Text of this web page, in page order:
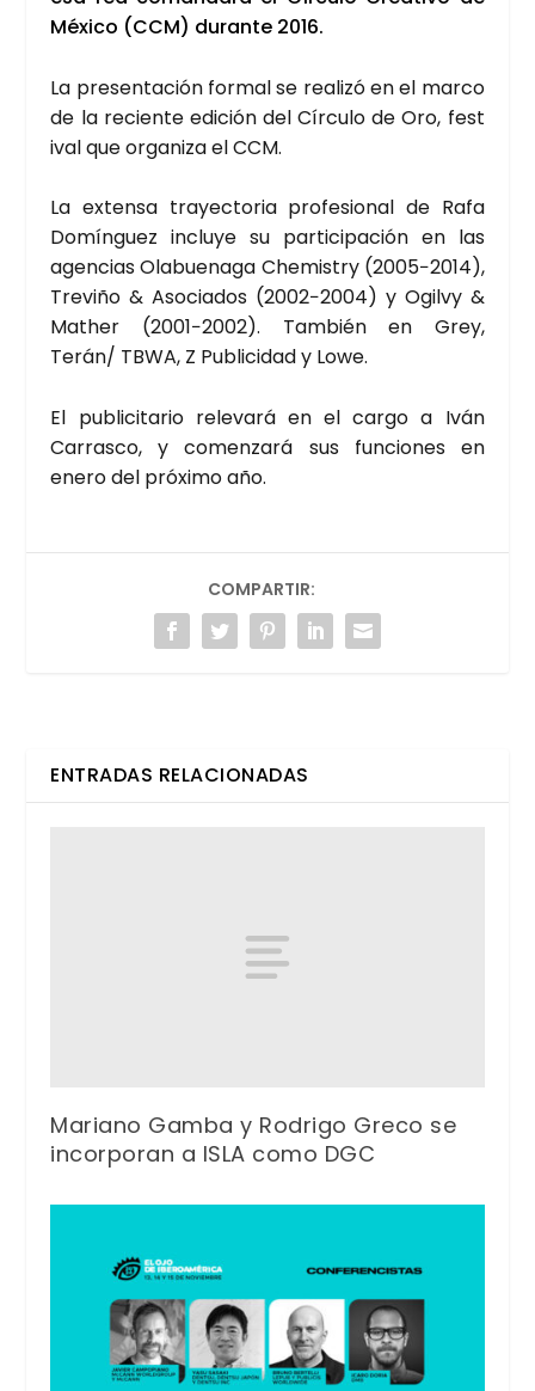
Méxi­co (CCM) duran­te 2016.
La pre­sen­ta­ción for­mal se reali­zó en el mar­co
de la recien­te edi­ción del Círcu­lo de Oro, fes­t
i­val que orga­ni­za el CCM.
La exten­sa tra­yec­to­ria pro­fe­sio­nal de Rafa
Domín­guez inclu­ye su par­ti­ci­pa­ción en las
agen­cias Ola­bue­na­ga Che­mistry (2005−2014),
Tre­vi­ño & Aso­cia­dos (2002−2004) y Ogilvy &
Mather (2001−2002). Tam­bién en Grey,
Terán/ TBWA, Z Publi­ci­dad y Lowe.
El publi­ci­ta­rio rele­va­rá en el car­go a Iván
Carras­co, y comen­za­rá sus fun­cio­nes en
enero del pró­xi­mo año.
COMPARTIR:
ENTRADAS RELACIONADAS
Mariano Gamba y Rodrigo Greco se
incorporan a ISLA como DGC